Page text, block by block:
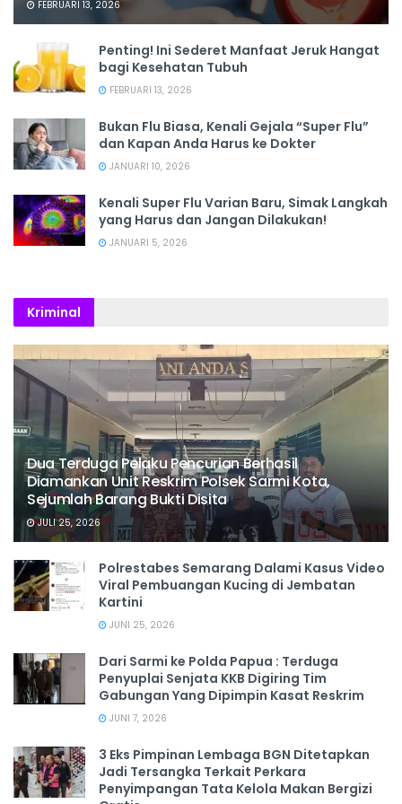
FEBRUARI 13, 2026
Penting! Ini Sederet Manfaat Jeruk Hangat
bagi Kesehatan Tubuh
FEBRUARI 13, 2026
Bukan Flu Biasa, Kenali Gejala “Super Flu”
dan Kapan Anda Harus ke Dokter
JANUARI 10, 2026
Kenali Super Flu Varian Baru, Simak Langkah
yang Harus dan Jangan Dilakukan!
JANUARI 5, 2026
Kriminal
Dua Terduga Pelaku Pencurian Berhasil
Diamankan Unit Reskrim Polsek Sarmi Kota,
Sejumlah Barang Bukti Disita
JULI 25, 2026
Polrestabes Semarang Dalami Kasus Video
Viral Pembuangan Kucing di Jembatan
Kartini
JUNI 25, 2026
Dari Sarmi ke Polda Papua : Terduga
Penyuplai Senjata KKB Digiring Tim
Gabungan Yang Dipimpin Kasat Reskrim
JUNI 7, 2026
3 Eks Pimpinan Lembaga BGN Ditetapkan
Jadi Tersangka Terkait Perkara
Penyimpangan Tata Kelola Makan Bergizi